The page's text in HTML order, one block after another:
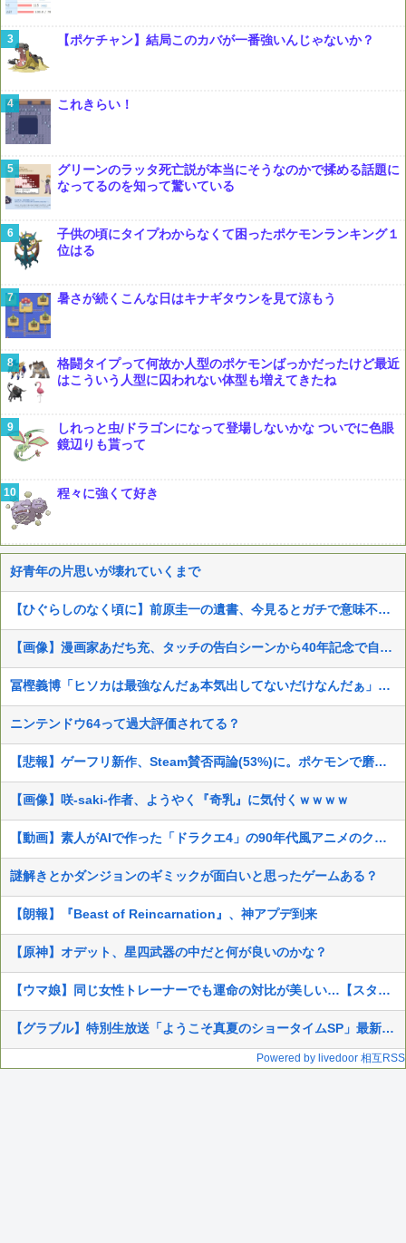
【ポケチャン】結局このカバが一番強いんじゃないか？
これきらい！
グリーンのラッタ死亡説が本当にそうなのかで揉める話題に
なってるのを知って驚いている
子供の頃にタイプわからなくて困ったポケモンランキング１
位はる
暑さが続くこんな日はキナギタウンを見て涼もう
格闘タイプって何故か人型のポケモンばっかだったけど最近
はこういう人型に囚われない体型も増えてきたね
しれっと虫/ドラゴンになって登場しないかな ついでに色眼
鏡辺りも貰って
程々に強くて好き
好青年の片思いが壊れていくまで
【ひぐらしのなく頃に】前原圭一の遺書、今見るとガチで意味不明すぎるｗｗｗｗｗｗｗｗｗｗｗ
【画像】漫画家あだち充、タッチの告白シーンから40年記念で自分自身が浅倉南になりきり投稿
冨樫義博「ヒソカは最強なんだぁ本気出してないだけなんだぁ」←こいつのこの情熱なんなの？
ニンテンドウ64って過大評価されてる？
【悲報】ゲーフリ新作、Steam賛否両論(53%)に。ポケモンで磨いた技術力…
【画像】咲-saki-作者、ようやく『奇乳』に気付くｗｗｗｗ
【動画】素人がAIで作った「ドラクエ4」の90年代風アニメのクオリティが凄すぎる件
謎解きとかダンジョンのギミックが面白いと思ったゲームある？
【朗報】『Beast of Reincarnation』、神アプデ到来
【原神】オデット、星四武器の中だと何が良いのかな？
【ウマ娘】同じ女性トレーナーでも運命の対比が美しい…【スタブロ第63話】
【グラブル】特別生放送「ようこそ真夏のショータイムSP」最新アップデート情報まとめ（※追記中）
Powered by livedoor 相互RSS